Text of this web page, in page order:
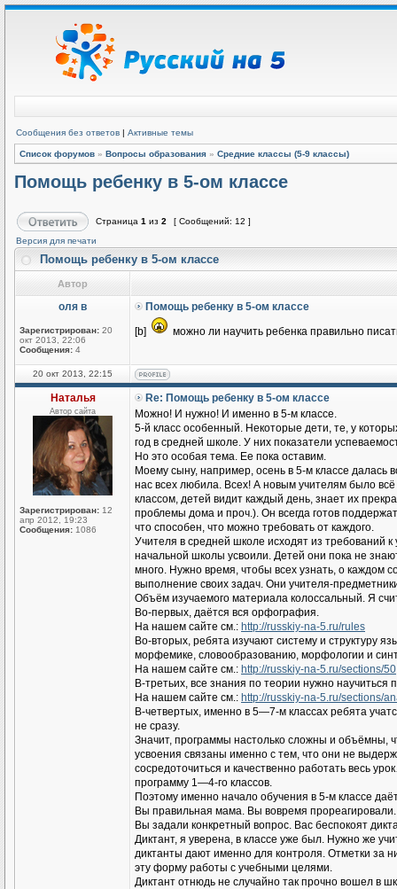
Сообщения без ответов | Активные темы
Список форумов » Вопросы образования » Средние классы (5-9 классы)
Помощь ребенку в 5-ом классе
Страница 1 из 2
[ Сообщений: 12 ]
Версия для печати
Помощь ребенку в 5-ом классе
Автор
оля в
Зарегистрирован: 20
окт 2013, 22:06
Сообщения: 4
Помощь ребенку в 5-ом классе
[b]
можно ли научить ребенка правильно
20 окт 2013, 22:15
Наталья
Автор сайта
Зарегистрирован: 12
апр 2012, 19:23
Сообщения: 1086
Re: Помощь ребенку в 5-ом классе
Можно! И нужно! И именно в 5-м классе.
5-й класс особенный. Некоторые дети, те, у
год в средней школе. У них показатели
Но это особая тема. Ее пока оставим.
Моему сыну, например, осень в 5-м классе далась
нас всех любила. Всех! А новым учителям было
классом, детей видит каждый день, знает их
проблемы дома и проч.). Он всегда готов
что способен, что можно требовать от каждого.
Учителя в средней школе исходят из требований
начальной школы усвоили. Детей они пока не
много. Нужно время, чтобы всех узнать, о
выполнение своих задач. Они учителя-
Объём изучаемого материала колоссальный. Я
Во-первых, даётся вся орфография.
На нашем сайте см.: http://russkiy-na-5.ru/rules
Во-вторых, ребята изучают систему и структуру
морфемике, словообразованию, морфологии и
На нашем сайте см.: http://russkiy-na-5.ru/sections/50
В-третьих, все знания по теории нужно научиться
На нашем сайте см.: http://russkiy-na-5.ru/sections/
В-четвертых, именно в 5—7-м классах ребята
не сразу.
Значит, программы настолько сложны и объёмны,
усвоения связаны именно с тем, что они не
сосредоточиться и качественно работать весь
программу 1—4-го классов.
Поэтому именно начало обучения в 5-м классе
Вы правильная мама. Вы вовремя прореагировали.
Вы задали конкретный вопрос. Вас беспокоят
Диктант, я уверена, в классе уже был. Нужно же
диктанты дают именно для контроля. Отметки за
эту форму работы с учебными целями.
Диктант отнюдь не случайно так прочно вошел в